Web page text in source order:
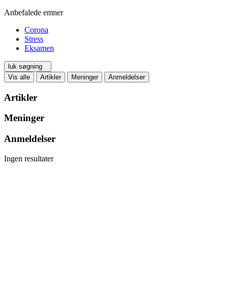
Anbefalede emner
Corona
Stress
Eksamen
luk søgning
Vis alle
Artikler Meninger Anmeldelser
Artikler
Meninger
Anmeldelser
Ingen resultater